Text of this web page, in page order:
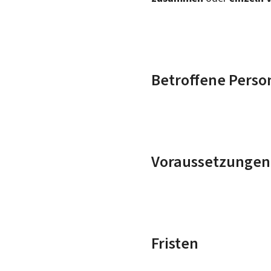
Betroffene
Voraussetzungen
Fristen